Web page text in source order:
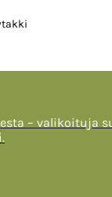
– valikoituja